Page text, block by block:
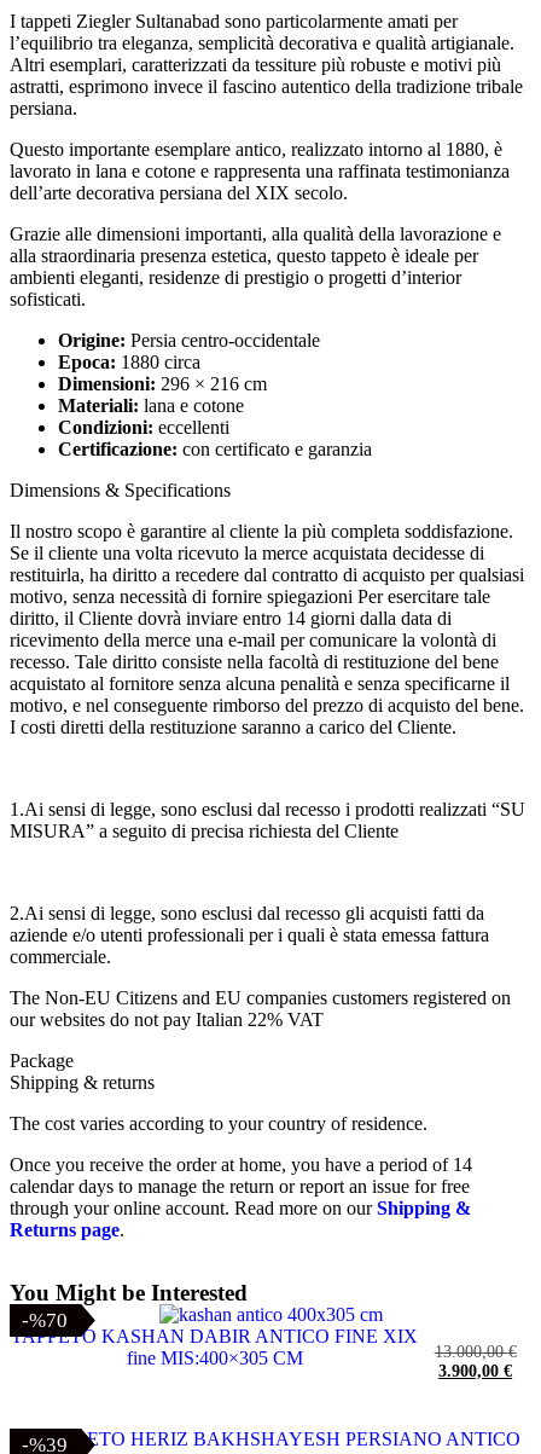
I tappeti Ziegler Sultanabad sono particolarmente amati per
l’equilibrio tra eleganza, semplicità decorativa e qualità artigianale.
Altri esemplari, caratterizzati da tessiture più robuste e motivi più
astratti, esprimono invece il fascino autentico della tradizione tribale
persiana.
Questo importante esemplare antico, realizzato intorno al 1880, è
lavorato in lana e cotone e rappresenta una raffinata testimonianza
dell’arte decorativa persiana del XIX secolo.
Grazie alle dimensioni importanti, alla qualità della lavorazione e
alla straordinaria presenza estetica, questo tappeto è ideale per
ambienti eleganti, residenze di prestigio o progetti d’interior
sofisticati.
Origine: Persia centro-occidentale
Epoca: 1880 circa
Dimensioni: 296 × 216 cm
Materiali: lana e cotone
Condizioni: eccellenti
Certificazione: con certificato e garanzia
Dimensions & Specifications
Il nostro scopo è garantire al cliente la più completa soddisfazione.
Se il cliente una volta ricevuto la merce acquistata decidesse di
restituirla, ha diritto a recedere dal contratto di acquisto per qualsiasi
motivo, senza necessità di fornire spiegazioni Per esercitare tale
diritto, il Cliente dovrà inviare entro 14 giorni dalla data di
ricevimento della merce una e-mail per comunicare la volontà di
recesso. Tale diritto consiste nella facoltà di restituzione del bene
acquistato al fornitore senza alcuna penalità e senza specificarne il
motivo, e nel conseguente rimborso del prezzo di acquisto del bene.
I costi diretti della restituzione saranno a carico del Cliente.
1.Ai sensi di legge, sono esclusi dal recesso i prodotti realizzati “SU
MISURA” a seguito di precisa richiesta del Cliente
2.Ai sensi di legge, sono esclusi dal recesso gli acquisti fatti da
aziende e/o utenti professionali per i quali è stata emessa fattura
commerciale.
The Non-EU Citizens and EU companies customers registered on
our websites do not pay Italian 22% VAT
Package
Shipping & returns
The cost varies according to your country of residence.
Once you receive the order at home, you have a period of 14
calendar days to manage the return or report an issue for free
through your online account. Read more on ourShipping &
Returns page.
You Might be Interested
-%70
-%70
TAPPETO KASHAN DABIR ANTICO FINE XIX
fine MIS:400×305 CM
13.000,00€
3.900,00€
-%39
-%39